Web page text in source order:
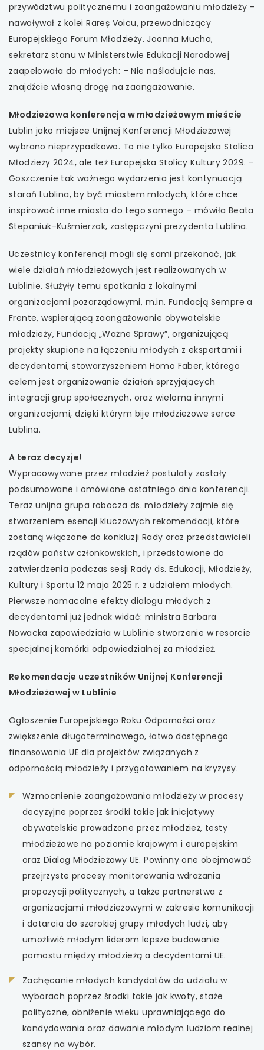
przywództwu politycznemu i zaangażowaniu młodzieży –
nawoływał z kolei Rareș Voicu, przewodniczący
Europejskiego Forum Młodzieży. Joanna Mucha,
sekretarz stanu w Ministerstwie Edukacji Narodowej
zaapelowała do młodych: – Nie naśladujcie nas,
znajdźcie własną drogę na zaangażowanie.
Młodzieżowa konferencja w młodzieżowym mieście
Lublin jako miejsce Unijnej Konferencji Młodzieżowej
wybrano nieprzypadkowo. To nie tylko Europejska Stolica
Młodzieży 2024, ale też Europejska Stolicy Kultury 2029. –
Goszczenie tak ważnego wydarzenia jest kontynuacją
starań Lublina, by być miastem młodych, które chce
inspirować inne miasta do tego samego – mówiła Beata
Stepaniuk-Kuśmierzak, zastępczyni prezydenta Lublina.
Uczestnicy konferencji mogli się sami przekonać, jak
wiele działań młodzieżowych jest realizowanych w
Lublinie. Służyły temu spotkania z lokalnymi
organizacjami pozarządowymi, m.in. Fundacją Sempre a
Frente, wspierającą zaangażowanie obywatelskie
młodzieży, Fundacją „Ważne Sprawy”, organizującą
projekty skupione na łączeniu młodych z ekspertami i
decydentami, stowarzyszeniem Homo Faber, którego
celem jest organizowanie działań sprzyjających
integracji grup społecznych, oraz wieloma innymi
organizacjami, dzięki którym bije młodzieżowe serce
Lublina.
A teraz decyzje!
Wypracowywane przez młodzież postulaty zostały
podsumowane i omówione ostatniego dnia konferencji.
Teraz unijna grupa robocza ds. młodzieży zajmie się
stworzeniem esencji kluczowych rekomendacji, które
zostaną włączone do konkluzji Rady oraz przedstawicieli
rządów państw członkowskich, i przedstawione do
zatwierdzenia podczas sesji Rady ds. Edukacji, Młodzieży,
Kultury i Sportu 12 maja 2025 r. z udziałem młodych.
Pierwsze namacalne efekty dialogu młodych z
decydentami już jednak widać: ministra Barbara
Nowacka zapowiedziała w Lublinie stworzenie w resorcie
specjalnej komórki odpowiedzialnej za młodzież.
Rekomendacje uczestników Unijnej Konferencji
Młodzieżowej w Lublinie
Ogłoszenie Europejskiego Roku Odporności oraz
zwiększenie długoterminowego, łatwo dostępnego
finansowania UE dla projektów związanych z
odpornością młodzieży i przygotowaniem na kryzysy.
Wzmocnienie zaangażowania młodzieży w procesy
decyzyjne poprzez środki takie jak inicjatywy
obywatelskie prowadzone przez młodzież, testy
młodzieżowe na poziomie krajowym i europejskim
oraz Dialog Młodzieżowy UE. Powinny one obejmować
przejrzyste procesy monitorowania wdrażania
propozycji politycznych, a także partnerstwa z
organizacjami młodzieżowymi w zakresie komunikacji
i dotarcia do szerokiej grupy młodych ludzi, aby
umożliwić młodym liderom lepsze budowanie
pomostu między młodzieżą a decydentami UE.
Zachęcanie młodych kandydatów do udziału w
wyborach poprzez środki takie jak kwoty, staże
polityczne, obniżenie wieku uprawniającego do
kandydowania oraz dawanie młodym ludziom realnej
szansy na wybór.